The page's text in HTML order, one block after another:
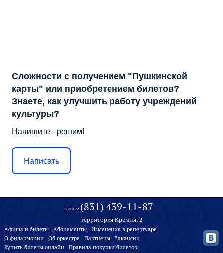
Сложности с получением "Пушкинской
карты" или приобретением билетов?
Знаете, как улучшить работу учреждений
культуры?
Напишите - решим!
Написать
КАССА: (831) 439-11-87
территория Кремля, 2
Афиша и билеты Абонементы
Изменения в репертуаре
О филармонии
Oб оркестре Партнеры
Вакансии
Купить билеты онлайн
Правила покупки билетов